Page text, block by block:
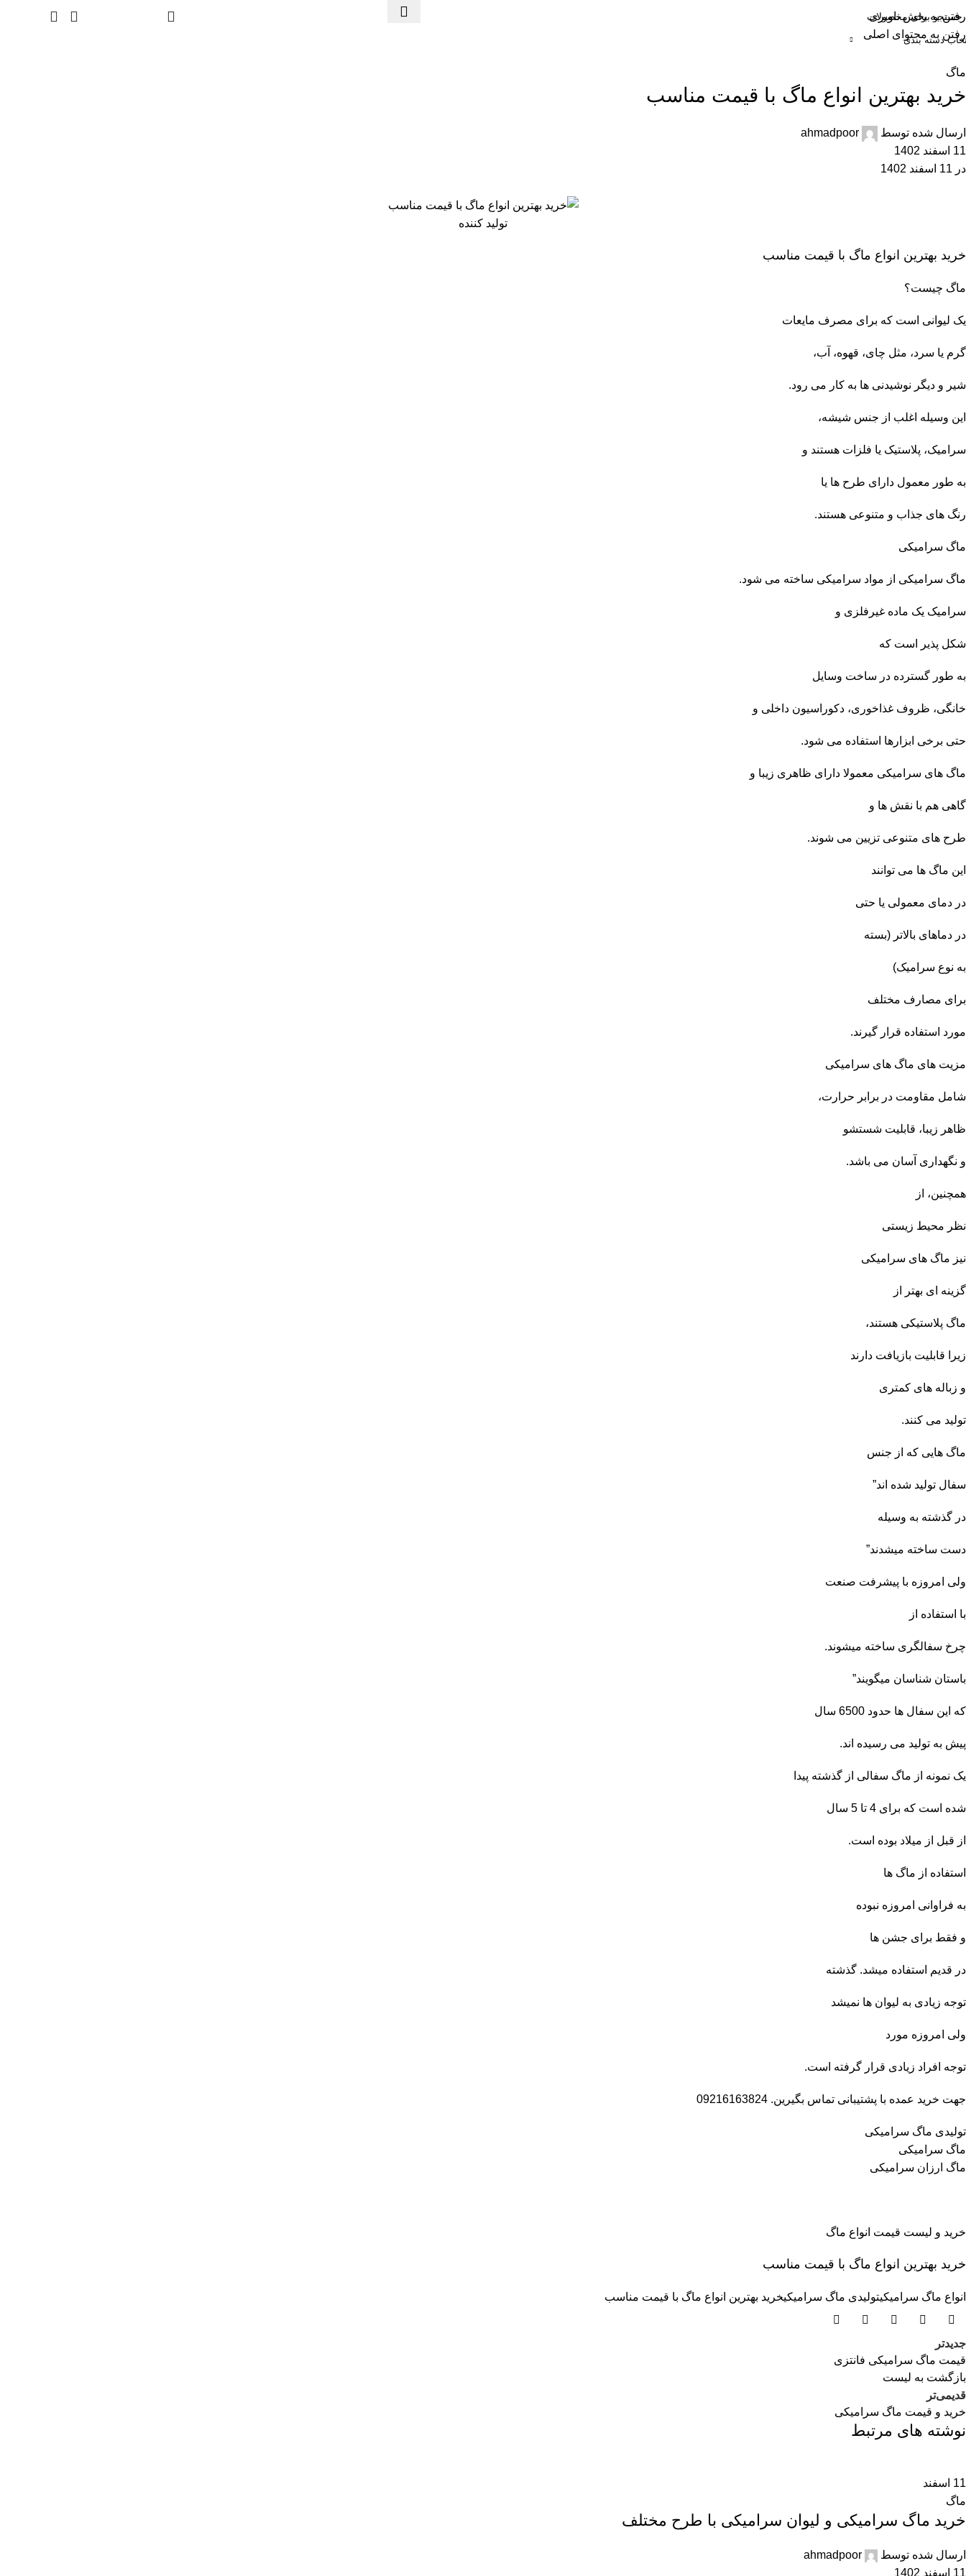
رفتن به بخش ناوبری
رفتن به محتوای اصلی
دسته بندی
اصلی فروشگاه
ماگ
خرید بهترین انواع ماگ با قیمت مناسب
ارسال شده توسط
ahmadpoor
11 اسفند 1402
در 11 اسفند 1402
تولید کننده
خرید بهترین انواع ماگ با قیمت مناسب
ماگ چیست؟
یک لیوانی است که برای مصرف مایعات
گرم یا سرد، مثل چای، قهوه، آب،
شیر و دیگر نوشیدنی‌ ها به کار می‌ رود.
این وسیله اغلب از جنس شیشه،
سرامیک، پلاستیک یا فلزات هستند و
به طور معمول دارای طرح‌ ها یا
رنگ‌ های جذاب و متنوعی هستند.
ماگ سرامیکی
ماگ سرامیکی از مواد سرامیکی ساخته می‌ شود.
سرامیک یک ماده غیرفلزی و
شکل‌ پذیر است که
به طور گسترده در ساخت وسایل
خانگی، ظروف غذاخوری، دکوراسیون داخلی و
حتی برخی ابزارها استفاده می‌ شود.
ماگ‌ های سرامیکی معمولا دارای ظاهری زیبا و
گاهی هم با نقش ها و
طرح‌ های متنوعی تزیین می‌ شوند.
این ماگ‌ ها می‌ توانند
در دمای معمولی یا حتی
در دماهای بالاتر (بسته
به نوع سرامیک)
برای مصارف مختلف
مورد استفاده قرار گیرند.
مزیت‌ های ماگ‌ های سرامیکی
شامل مقاومت در برابر حرارت،
ظاهر زیبا، قابلیت شستشو
و نگهداری آسان می باشد.
همچنین، از
نظر محیط زیستی
نیز ماگ‌ های سرامیکی
گزینه‌ ای بهتر از
ماگ پلاستیکی هستند،
زیرا قابلیت بازیافت دارند
و زباله‌ های کمتری
تولید می‌ کنند.
ماگ هایی که از جنس
سفال تولید شده اند”
در گذشته به وسیله
دست ساخته میشدند”
ولی امروزه با پیشرفت صنعت
با استفاده از
چرخ سفالگری ساخته میشوند.
باستان شناسان میگویند”
که این سفال ها حدود 6500 سال
پیش به تولید می رسیده اند.
یک نمونه از ماگ سفالی از گذشته پیدا
شده است که برای 4 تا 5 سال
از قبل از میلاد بوده است.
استفاده از ماگ ها
به فراوانی امروزه نبوده
و فقط برای جشن ها
در قدیم استفاده میشد. گذشته
توجه زیادی به لیوان ها نمیشد
ولی امروزه مورد
توجه افراد زیادی قرار گرفته است.
جهت خرید عمده با پشتیبانی تماس بگیرین. 09216163824
تولیدی ماگ سرامیکی
ماگ سرامیکی
ماگ ارزان سرامیکی
خرید و لیست قیمت انواع ماگ
خرید بهترین انواع ماگ با قیمت مناسب
انواع ماگ سرامیکیتولیدی ماگ سرامیکیخرید بهترین انواع ماگ با قیمت مناسب
جدیدتر
قیمت ماگ سرامیکی فانتزی
بازگشت بە لیست
قدیمی‌تر
خرید و قیمت ماگ سرامیکی
نوشته های مرتبط
11 اسفند
ماگ
خرید ماگ سرامیکی و لیوان سرامیکی با طرح مختلف
ارسال شده توسط
ahmadpoor
11 اسفند 1402